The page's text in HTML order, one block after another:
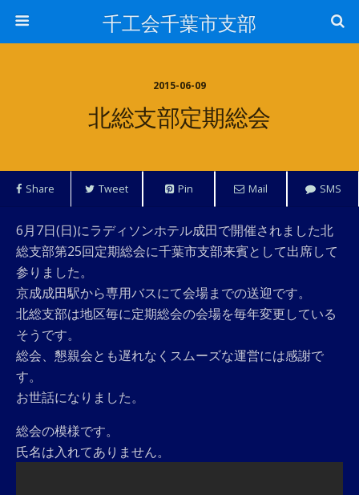
千工会千葉市支部
2015-06-09
北総支部定期総会
Share Tweet Pin Mail SMS
6月7日(日)にラディソンホテル成田で開催されました北
総支部第25回定期総会に千葉市支部来賓として出席して
参りました。
京成成田駅から専用バスにて会場までの送迎です。
北総支部は地区毎に定期総会の会場を毎年変更している
そうです。
総会、懇親会とも遅れなくスムーズな運営には感謝で
す。
お世話になりました。
総会の模様です。
氏名は入れてありません。